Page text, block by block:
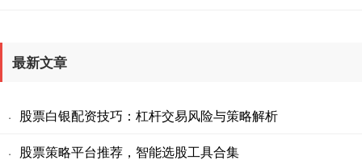
最新文章
· 股票白银配资技巧：杠杆交易风险与策略解析
· 股票策略平台推荐，智能选股工具合集